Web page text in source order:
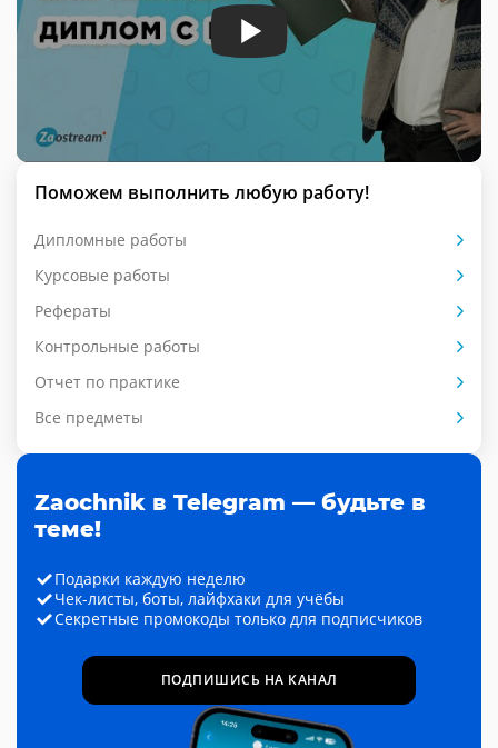
Поможем выполнить любую работу!
Дипломные работы
Курсовые работы
Рефераты
Контрольные работы
Отчет по практике
Все предметы
Zaochnik в Telegram — будьте в
теме!
Подарки каждую неделю
Чек-листы, боты, лайфхаки для учёбы
Секретные промокоды только для подписчиков
ПОДПИШИСЬ НА КАНАЛ